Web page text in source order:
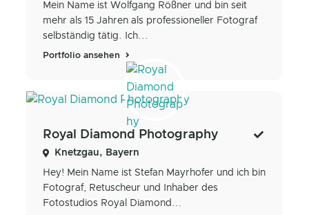
Mein Name ist Wolfgang Rößner und bin seit
mehr als 15 Jahren als professioneller Fotograf
selbständig tätig. Ich...
Portfolio ansehen
Royal Diamond Photography
Knetzgau, Bayern
Hey! Mein Name ist Stefan Mayrhofer und ich bin
Fotograf, Retuscheur und Inhaber des
Fotostudios Royal Diamond...